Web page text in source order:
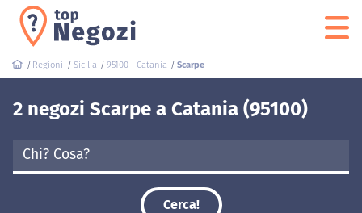
Regioni Sicilia 95100 - Catania Scarpe
2 negozi Scarpe a Catania (95100)
Cerca!